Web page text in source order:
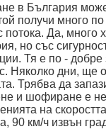
в България
получи много
потока. Да, много
но със
Тя е по - добре
Няколко дни, ще
Трябва да
и шофиране е
на
90 км/ч извън